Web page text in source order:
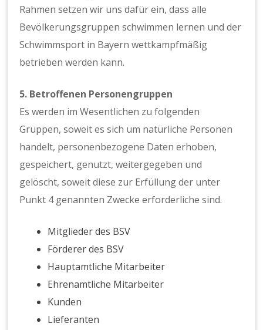
Rahmen setzen wir uns dafür ein, dass alle
Bevölkerungsgruppen schwimmen lernen und der
Schwimmsport in Bayern wettkampfmäßig
betrieben werden kann.
5. Betroffenen Personengruppen
Es werden im Wesentlichen zu folgenden
Gruppen, soweit es sich um natürliche Personen
handelt, personenbezogene Daten erhoben,
gespeichert, genutzt, weitergegeben und
gelöscht, soweit diese zur Erfüllung der unter
Punkt 4 genannten Zwecke erforderliche sind.
Mitglieder des BSV
Förderer des BSV
Hauptamtliche Mitarbeiter
Ehrenamtliche Mitarbeiter
Kunden
Lieferanten